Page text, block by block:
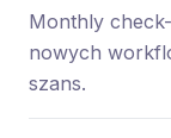
Monthly
nowych
szans.